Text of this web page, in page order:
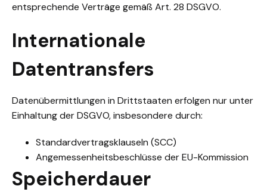
entsprechende Verträge gemäß Art. 28 DSGVO.
Internationale
Datentransfers
Datenübermittlungen in Drittstaaten erfolgen nur unter
Einhaltung der DSGVO, insbesondere durch:
Standardvertragsklauseln (SCC)
Angemessenheitsbeschlüsse der EU-Kommission
Speicherdauer